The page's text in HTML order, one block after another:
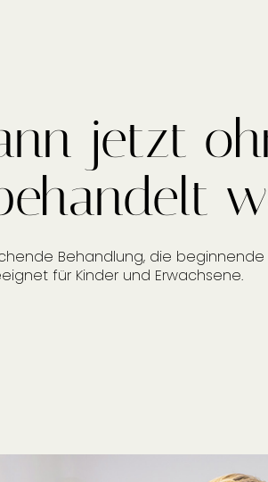
jetzt
Behandlung, die beginnende
für Kinder und Erwachsene.